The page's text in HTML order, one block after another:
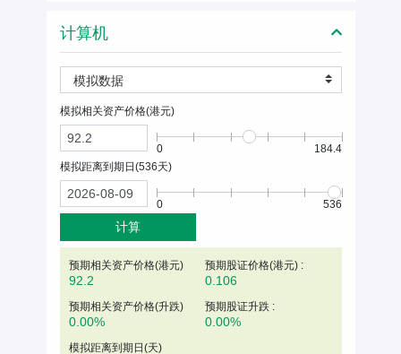
计算机
模拟数据
模拟相关资产价格(港元)
0
184.4
模拟距离到期日(536天)
0 536
计算
预期相关资产价格(港元)
92.2
预期股证价格(港元) :
0.106
预期相关资产价格(升跌)
0.00%
预期股证升跌 :
0.00%
模拟距离到期日(天)